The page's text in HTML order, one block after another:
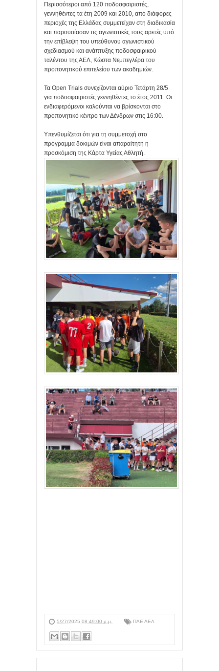
Περισσότεροι από 120 ποδοσφαιριστές,
γεννηθέντες τα έτη 2009 και 2010, από διάφορες
περιοχές της Ελλάδας συμμετείχαν στη διαδικασία
και παρουσίασαν τις αγωνιστικές τους αρετές υπό
την επίβλεψη του υπεύθυνου αγωνιστικού
σχεδιασμού και ανάπτυξης ποδοσφαιρικού
ταλέντου της ΑΕΛ, Κώστα Νεμπεγλέρα του
προπονητικού επιτελείου των ακαδημιών.
Τα Open Trials συνεχίζονται αύριο Τετάρτη 28/5
για ποδοσφαιριστές γεννηθέντες το έτος 2011. Οι
ενδιαφερόμενοι καλούνται να βρίσκονται στο
προπονητικό κέντρο των Δένδρων στις 16:00.
Υπενθυμίζεται ότι για τη συμμετοχή στο
πρόγραμμα δοκιμών είναι απαραίτητη η
προσκόμιση της Κάρτα Υγείας Αθλητή.
5/27/2025 08:49:00 μ.μ. ΠΑΕ ΑΕΛ